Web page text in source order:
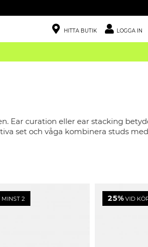
HITTA BUTIK LOGGA IN
Ear curation eller ear stacking
set och våga kombinera studs
2 25% VID